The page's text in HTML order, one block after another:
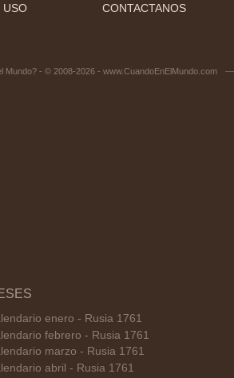
USO CONTACTANOS
Mundo? - © 2008-2026 - www.CuandoEnElMundo.com
enero - Rusia 1761
febrero - Rusia 1761
marzo - Rusia 1761
abril - Rusia 1761